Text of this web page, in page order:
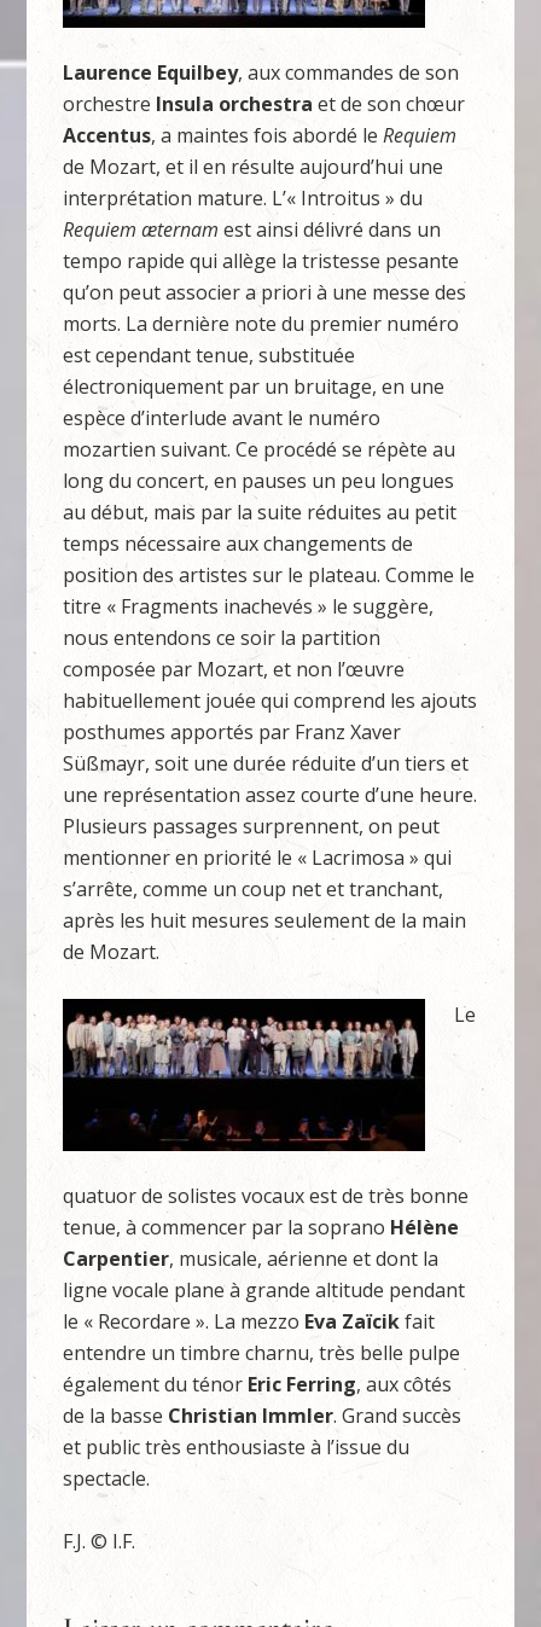
Laurence Equilbey, aux commandes de son
orchestre Insula orchestra et de son chœur
Accentus, a maintes fois abordé leRequiem
de Mozart, et il en résulte aujourd’hui une
interprétation mature. L’« Introitus » du
Requiem æternam est ainsi délivré dans un
tempo rapide qui allège la tristesse pesante
qu’on peut associer a priori à une messe des
morts. La dernière note du premier numéro
est cependant tenue, substituée
électroniquement par un bruitage, en une
espèce d’interlude avant le numéro
mozartien suivant. Ce procédé se répète au
long du concert, en pauses un peu longues
au début, mais par la suite réduites au petit
temps nécessaire aux changements de
position des artistes sur le plateau. Comme le
titre « Fragments inachevés » le suggère,
nous entendons ce soir la partition
composée par Mozart, et non l’œuvre
habituellement jouée qui comprend les ajouts
posthumes apportés par Franz Xaver
Süßmayr, soit une durée réduite d’un tiers et
une représentation assez courte d’une heure.
Plusieurs passages surprennent, on peut
mentionner en priorité le « Lacrimosa » qui
s’arrête, comme un coup net et tranchant,
après les huit mesures seulement de la main
de Mozart.
Le
quatuor de solistes vocaux est de très bonne
tenue, à commencer par la soprano Hélène
Carpentier, musicale, aérienne et dont la
ligne vocale plane à grande altitude pendant
le « Recordare ». La mezzo Eva Zaïcikfait
entendre un timbre charnu, très belle pulpe
également du ténor Eric Ferring, aux côtés
de la basse Christian Immler. Grand succès
et public très enthousiaste à l’issue du
spectacle.
F.J. © I.F.